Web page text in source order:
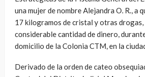
una mujer de nombre Alejandra O. R., a
17 kilogramos de cristal y otras drogas,
considerable cantidad de dinero,
domicilio de la Colonia CTM, en la
Derivado de la orden de cateo